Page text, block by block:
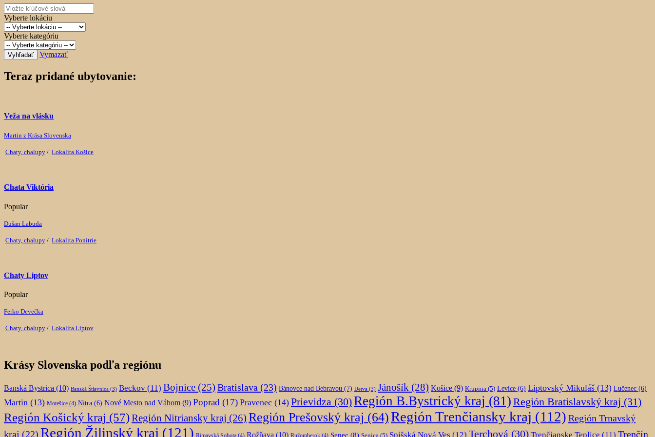
Vyberte lokáciu
Vyberte kategóriu
Vyhľadať Vymazať
Teraz pridané ubytovanie:
Veža na vlásku
Martin z Krása Slovenska
Chaty, chalupy / Lokalita Košice
Chata Viktória
Popular
Dušan Labuda
Chaty, chalupy / Lokalita Ponitrie
Chaty Liptov
Popular
Ferko Devečka
Chaty, chalupy / Lokalita Liptov
Krásy Slovenska podľa regiónu
Banská Bystrica (10) Banská Štiavnica (3) Beckov (11) Bojnice (25) Bratislava (23) Bánovce nad Bebravou (7) Detva (3) Jánošík (28) Košice (9) Krupina (5) Levice (6) Liptovský Mikuláš (13) Lučenec (6)
Martin (13) Motešice (4) Nitra (6) Nové Mesto nad Váhom (9) Poprad (17) Pravenec (14) Prievidza (30)Región B.Bystrický kraj (81) Región Bratislavský kraj (31)
Región Košický kraj (57)Región Nitriansky kraj (26) Región Prešovský kraj (64)Región Trenčiansky kraj (112) Región Trnavský
kraj (22) Región Žilinský kraj (121) Rimavská Sobota (4) Rožňava (10) Ružomberok (4) Senec (8) Senica (5) Spišská Nová Ves (12) Terchová (30) Trenčianske Teplice (11) Trenčín